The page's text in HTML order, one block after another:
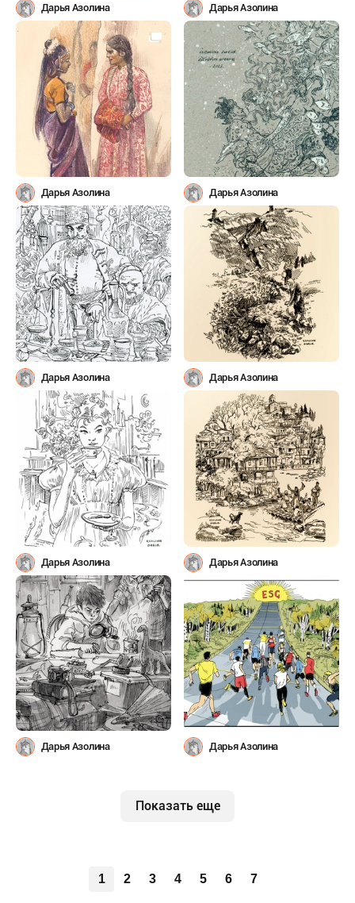
Дарья Азолина Дарья Азолина
Дарья Азолина Дарья Азолина
Дарья Азолина Дарья Азолина
Дарья Азолина Дарья Азолина
Дарья Азолина Дарья Азолина
Показать еще
1 2 3 4 5 6 7